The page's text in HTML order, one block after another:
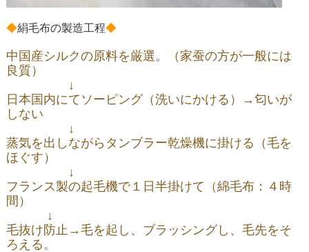
◆絹毛布の製造工程◆
中国産シルクの原料を厳選。（家蚕の方が一般には
良質）
↓
日本国内にてソーピング（洗いにかける）→匂いが
しない
↓
蒸気を出しながらタンブラー乾燥機に掛ける（毛を
ほぐす）
↓
フランス製の起毛機で１日半掛けて（綿毛布：４時
間）
↓
毛抜け防止→毛を起し、ブラッシングし、毛先をそ
ろえる。